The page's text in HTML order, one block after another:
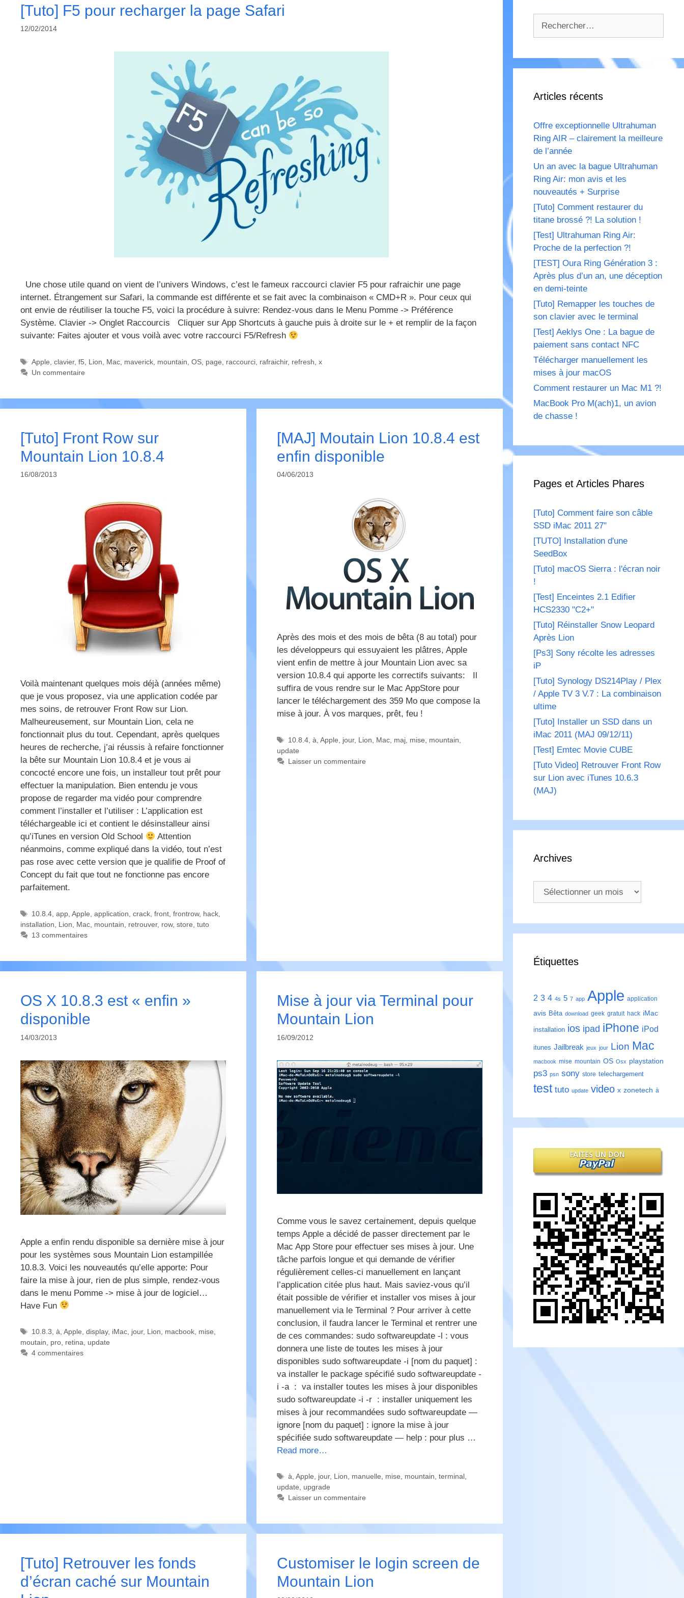
[Tuto] F5 pour recharger la page Safari
12/02/2014
Une chose utile quand on vient de l’univers Windows, c’est le fameux raccourci clavier F5 pour rafraichir une page
internet. Étrangement sur Safari, la commande est différente et se fait avec la combinaison « CMD+R ». Pour ceux qui
ont envie de réutiliser la touche F5, voici la procédure à suivre: Rendez-vous dans le Menu Pomme -> Préférence
Système. Clavier -> Onglet Raccourcis Cliquer sur App Shortcuts à gauche puis à droite sur le + et remplir de la façon
suivante: Faites ajouter et vous voilà avec votre raccourci F5/Refresh
Étiquettes
Apple, clavier, f5, Lion, Mac, maverick, mountain, OS, page, raccourci, rafraichir, refresh, x
Un commentaire
[Tuto] Front Row sur
Mountain Lion 10.8.4
16/08/2013
Voilà maintenant quelques mois déjà (années même)
que je vous proposez, via une application codée par
mes soins, de retrouver Front Row sur Lion.
Malheureusement, sur Mountain Lion, cela ne
fonctionnait plus du tout. Cependant, après quelques
heures de recherche, j’ai réussis à refaire fonctionner
la bête sur Mountain Lion 10.8.4 et je vous ai
concocté encore une fois, un installeur tout prêt pour
effectuer la manipulation. Bien entendu je vous
propose de regarder ma vidéo pour comprendre
comment l’installer et l’utiliser : L’application est
téléchargeable ici et contient le désinstalleur ainsi
qu’iTunes en version Old School
Attention
néanmoins, comme expliqué dans la vidéo, tout n’est
pas rose avec cette version que je qualifie de Proof of
Concept du fait que tout ne fonctionne pas encore
parfaitement.
Étiquettes
10.8.4, app, Apple, application, crack, front, frontrow, hack,
installation, Lion, Mac, mountain, retrouver, row, store, tuto
13 commentaires
[MAJ] Moutain Lion 10.8.4 est
enfin disponible
04/06/2013
Après des mois et des mois de bêta (8 au total) pour
les développeurs qui essuyaient les plâtres, Apple
vient enfin de mettre à jour Mountain Lion avec sa
version 10.8.4 qui apporte les correctifs suivants: Il
suffira de vous rendre sur le Mac AppStore pour
lancer le téléchargement des 359 Mo que compose la
mise à jour. À vos marques, prêt, feu !
Étiquettes
10.8.4, à, Apple, jour, Lion, Mac, maj, mise, mountain,
update
Laisser un commentaire
OS X 10.8.3 est « enfin »
disponible
14/03/2013
Apple a enfin rendu disponible sa dernière mise à jour
pour les systèmes sous Mountain Lion estampillée
10.8.3. Voici les nouveautés qu’elle apporte: Pour
faire la mise à jour, rien de plus simple, rendez-vous
dans le menu Pomme -> mise à jour de logiciel…
Have Fun
Étiquettes
10.8.3, à, Apple, display, iMac, jour, Lion, macbook, mise,
moutain, pro, retina, update
4 commentaires
Mise à jour via Terminal pour
Mountain Lion
16/09/2012
Comme vous le savez certainement, depuis quelque
temps Apple a décidé de passer directement par le
Mac App Store pour effectuer ses mises à jour. Une
tâche parfois longue et qui demande de vérifier
régulièrement celles-ci manuellement en lançant
l’application citée plus haut. Mais saviez-vous qu’il
était possible de vérifier et installer vos mises à jour
manuellement via le Terminal ? Pour arriver à cette
conclusion, il faudra lancer le Terminal et rentrer une
de ces commandes: sudo softwareupdate -l : vous
donnera une liste de toutes les mises à jour
disponibles sudo softwareupdate -i [nom du paquet] :
va installer le package spécifié sudo softwareupdate -
i -a : va installer toutes les mises à jour disponibles
sudo softwareupdate -i -r : installer uniquement les
mises à jour recommandées sudo softwareupdate —
ignore [nom du paquet] : ignore la mise à jour
spécifiée sudo softwareupdate — help : pour plus …
Read more…
Étiquettes
à, Apple, jour, Lion, manuelle, mise, mountain, terminal,
update, upgrade
Laisser un commentaire
[Tuto] Retrouver les fonds
d’écran caché sur Mountain
Customiser le login screen de
Mountain Lion
Articles récents
Offre exceptionnelle Ultrahuman
Ring AIR – clairement la meilleure
de l’année
Un an avec la bague Ultrahuman
Ring Air: mon avis et les
nouveautés + Surprise
[Tuto] Comment restaurer du
titane brossé ?! La solution !
[Test] Ultrahuman Ring Air:
Proche de la perfection ?!
[TEST] Oura Ring Génération 3 :
Après plus d’un an, une déception
en demi-teinte
[Tuto] Remapper les touches de
son clavier avec le terminal
[Test] Aeklys One : La bague de
paiement sans contact NFC
Télécharger manuellement les
mises à jour macOS
Comment restaurer un Mac M1 ?!
MacBook Pro M(ach)1, un avion
de chasse !
Pages et Articles Phares
[Tuto] Comment faire son câble
SSD iMac 2011 27"
[TUTO] Installation d'une
SeedBox
[Tuto] macOS Sierra : l'écran noir
!
[Test] Enceintes 2.1 Edifier
HCS2330 "C2+"
[Tuto] Réinstaller Snow Leopard
Après Lion
[Ps3] Sony récolte les adresses
iP
[Tuto] Synology DS214Play / Plex
/ Apple TV 3 V.7 : La combinaison
ultime
[Tuto] Installer un SSD dans un
iMac 2011 (MAJ 09/12/11)
[Test] Emtec Movie CUBE
[Tuto Video] Retrouver Front Row
sur Lion avec iTunes 10.6.3
(MAJ)
Archives
Archives
Étiquettes
2 3 4 4s 5 7 app Apple application
avis Bêta download geek gratuit hack iMac
installation ios ipad iPhone iPod
itunes Jailbreak jeux jour Lion Mac
macbook mise mountain OS Osx playstation
ps3 psn sony store telechargement
test tuto update video x zonetech à